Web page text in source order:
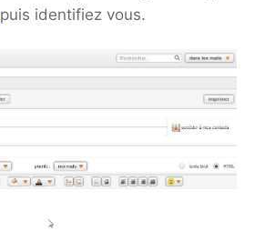
puis identifiez vous.